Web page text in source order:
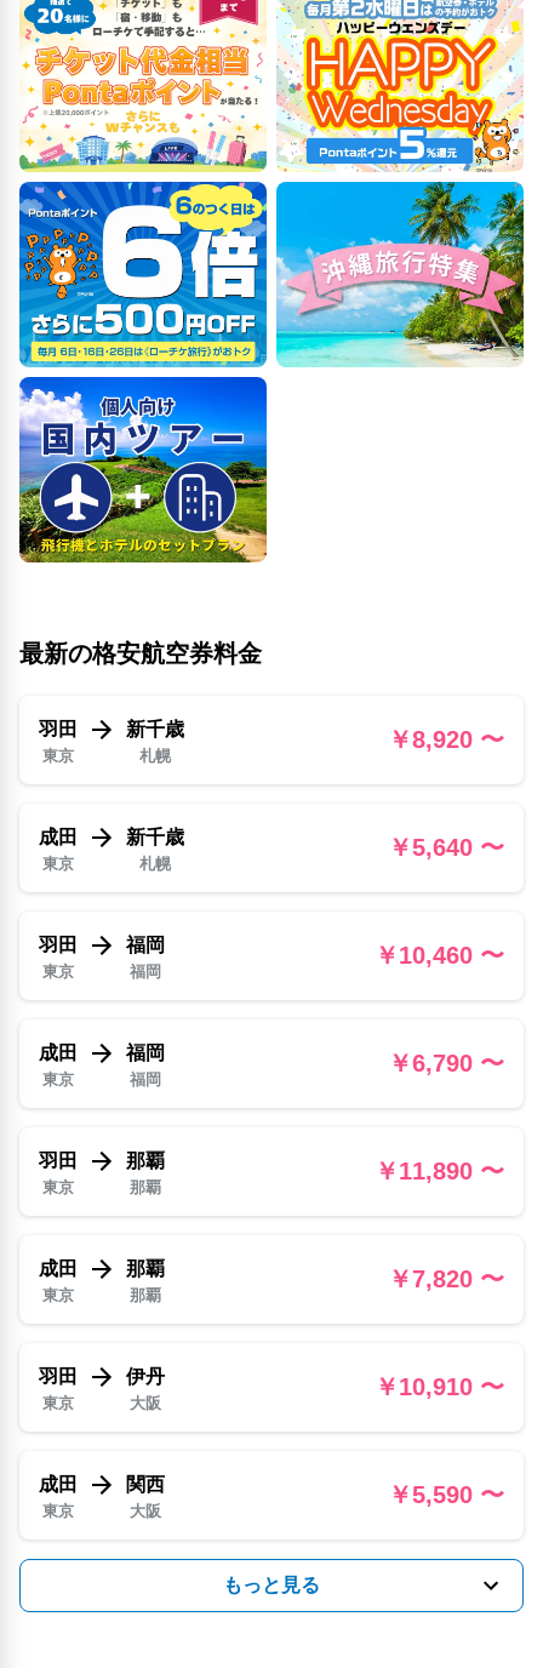
最新の格安航空券料金
羽田
東京
新千歳
札幌
￥8,920 〜
成田
東京
新千歳
札幌
￥5,640 〜
羽田
東京
福岡
福岡
￥10,460 〜
成田
東京
福岡
福岡
￥6,790 〜
羽田
東京
那覇
那覇
￥11,890 〜
成田
東京
那覇
那覇
￥7,820 〜
羽田
東京
伊丹
大阪
￥10,910 〜
成田
東京
関西
大阪
￥5,590 〜
もっと見る